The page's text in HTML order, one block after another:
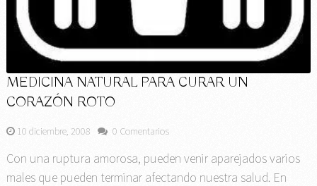
MEDICINA NATURAL PARA CURAR UN
CORAZÓN ROTO
10 diciembre, 2008 0 Comentarios
Con una ruptura amorosa, pueden venir aparejados varios
males que pueden terminar afectando nuestra salud. En